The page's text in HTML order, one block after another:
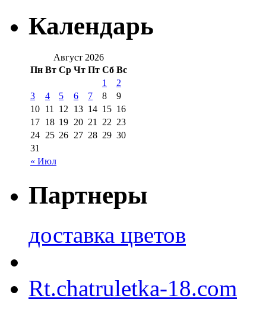
Календарь
Август 2026
Пн Вт Ср Чт Пт Сб Вс
« Июл
1
2
3
4 5 6 7 8
9
10 11 12 13 14 15 16
17 18 19 20 21 22 23
24 25 26 27 28 29 30
31
Партнеры
доставка цветов
Rt.chatruletka-18.com